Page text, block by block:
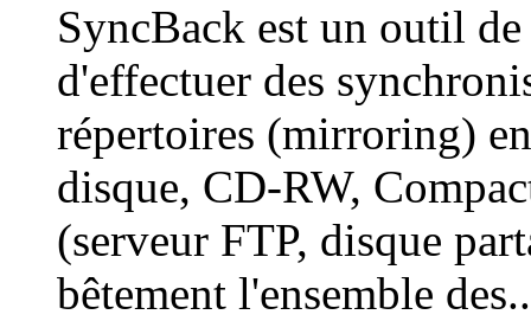
SyncBack est un outil
d'effectuer des
répertoires (mirroring)
disque, CD-RW,
(serveur FTP, disque
bêtement l'ensemble